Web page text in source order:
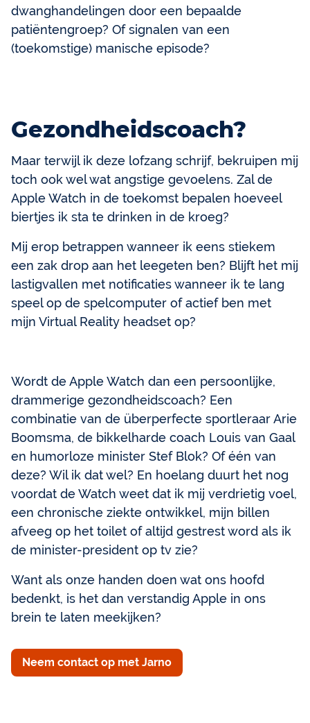
dwanghandelingen door een bepaalde
patiëntengroep? Of signalen van een
(toekomstige) manische episode?
Gezondheidscoach?
Maar terwijl ik deze lofzang schrijf, bekruipen mij
toch ook wel wat angstige gevoelens. Zal de
Apple Watch in de toekomst bepalen hoeveel
biertjes ik sta te drinken in de kroeg?
Mij erop betrappen wanneer ik eens stiekem
een zak drop aan het leegeten ben? Blijft het mij
lastigvallen met notificaties wanneer ik te lang
speel op de spelcomputer of actief ben met
mijn Virtual Reality headset op?
Wordt de Apple Watch dan een persoonlijke,
drammerige gezondheidscoach? Een
combinatie van de überperfecte sportleraar Arie
Boomsma, de bikkelharde coach Louis van Gaal
en humorloze minister Stef Blok? Of één van
deze? Wil ik dat wel? En hoelang duurt het nog
voordat de Watch weet dat ik mij verdrietig voel,
een chronische ziekte ontwikkel, mijn billen
afveeg op het toilet of altijd gestrest word als ik
de minister-president op tv zie?
Want als onze handen doen wat ons hoofd
bedenkt, is het dan verstandig Apple in ons
brein te laten meekijken?
Neem contact op met Jarno